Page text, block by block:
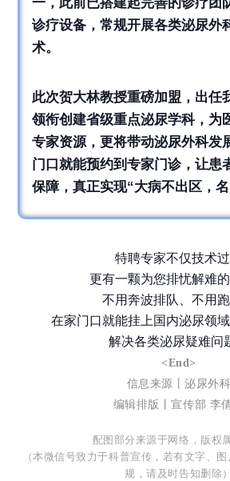
诊疗设备，常规开展各类泌尿外
术。
此次贺大林教授重磅加盟，出任
领衔创建省级重点泌尿学科，为
专家资源，更将带动泌尿外科发
门口就能预约到专家门诊，让患
保障，真正实现“大病不出区，名
特聘专家不仅技术
更有一颗为您排忧解难
不用奔波排队、不用
在家门口就能挂上国内泌尿领
解决各类泌尿疑难问
<End>
信息来源丨泌尿外科
编辑排版丨宣传部 李
配图部分来源于网络，版权
（本微信号致力于科普宣传，若有文字、
规，请及时告知删除）